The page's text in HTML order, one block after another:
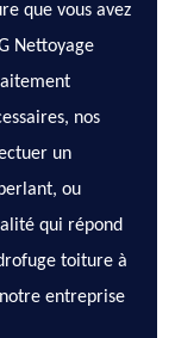
que vous avez
Nettoyage
nos
un
ou
qui répond
toiture à
entreprise